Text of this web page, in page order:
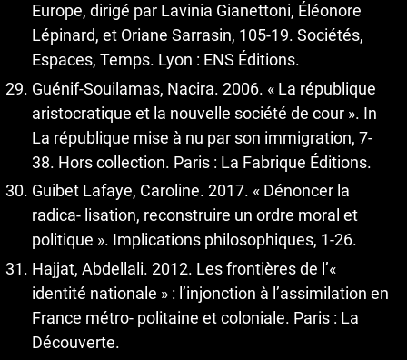
Europe, dirigé par Lavinia Gianettoni, Éléonore
Lépinard, et Oriane Sarrasin, 105-19. Sociétés,
Espaces, Temps. Lyon : ENS Éditions.
Guénif-Souilamas, Nacira. 2006. « La république
aristocratique et la nouvelle société de cour ». In
La république mise à nu par son immigration, 7-
38. Hors collection. Paris : La Fabrique Éditions.
Guibet Lafaye, Caroline. 2017. « Dénoncer la
radica- lisation, reconstruire un ordre moral et
politique ». Implications philosophiques, 1-26.
Hajjat, Abdellali. 2012. Les frontières de l’«
identité nationale » : l’injonction à l’assimilation en
France métro- politaine et coloniale. Paris : La
Découverte.